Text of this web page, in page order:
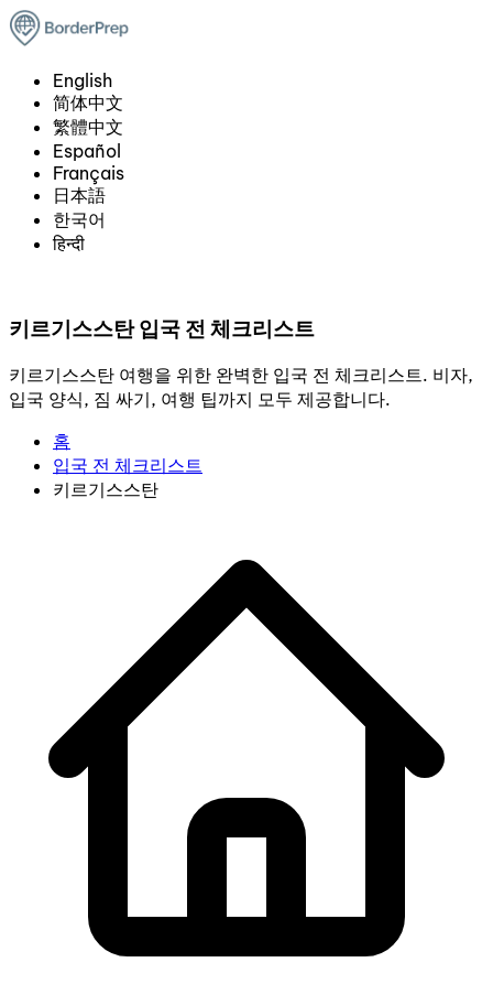
English
简体中文
繁體中文
Español
Français
日本語
한국어
हिन्दी
키르기스스탄 입국 전 체크리스트
키르기스스탄 여행을 위한 완벽한 입국 전 체크리스트. 비자,
입국 양식, 짐 싸기, 여행 팁까지 모두 제공합니다.
홈
입국 전 체크리스트
키르기스스탄